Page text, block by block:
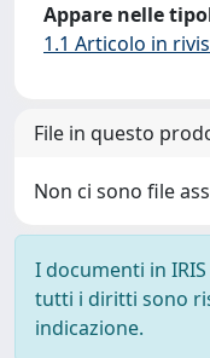
Appare nelle
1.1 Articolo in
File in questo
Non ci sono file
I documenti in
tutti i diritti sono
indicazione.